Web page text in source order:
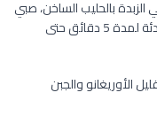
بالحليب الساخن، صبي
الحليب على المكرونة، واتركيها على نار هادئة لمدة 5 دقائق حتى
الأوريغانو والجبن